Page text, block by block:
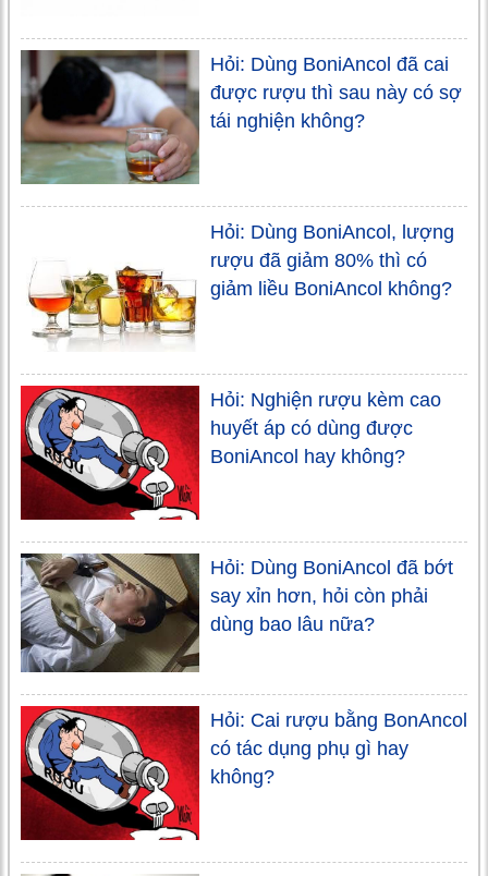
Hỏi: Dùng BoniAncol đã cai
được rượu thì sau này có sợ
tái nghiện không?
Hỏi: Dùng BoniAncol, lượng
rượu đã giảm 80% thì có
giảm liều BoniAncol không?
Hỏi: Nghiện rượu kèm cao
huyết áp có dùng được
BoniAncol hay không?
Hỏi: Dùng BoniAncol đã bớt
say xỉn hơn, hỏi còn phải
dùng bao lâu nữa?
Hỏi: Cai rượu bằng BonAncol
có tác dụng phụ gì hay
không?